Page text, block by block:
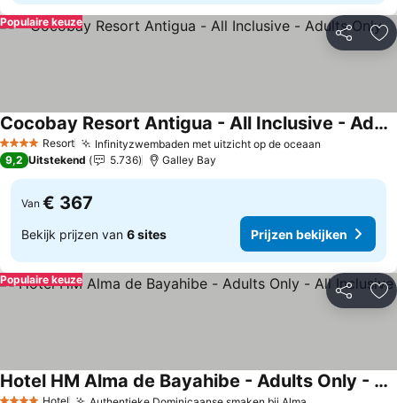
Delen
Populaire keuze
4 SterrenResort Infinityzwembaden met uitzicht op de oceaan
Cocobay Resort Antigua - All Inclusive - Adults Only
Prijzen bekijken
9,2 Uitstekend 5.736 Galley Bay
Van € 367
Bekijk prijzen van 6 sites Prijzen bekijken
Delen
Populaire keuze
Hotel
Hotel HM Alma de Bayahibe - Adults Only - All Inclusive